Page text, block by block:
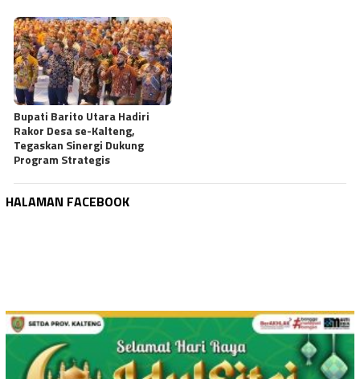
Bupati Barito Utara Hadiri
Rakor Desa se-Kalteng,
Tegaskan Sinergi Dukung
Program Strategis
HALAMAN FACEBOOK